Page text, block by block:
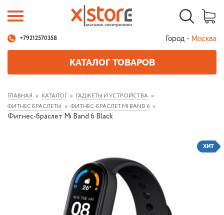
+79212570358 Город - Москва
КАТАЛОГ ТОВАРОВ
ГЛАВНАЯ КАТАЛОГ
ГАДЖЕТЫ И УСТРОЙСТВА
ФИТНЕС БРАСЛЕТЫ
ФИТНЕС-БРАСЛЕТ MI BAND 6
Фитнес-браслет Mi Band 6 Black
ХИТ